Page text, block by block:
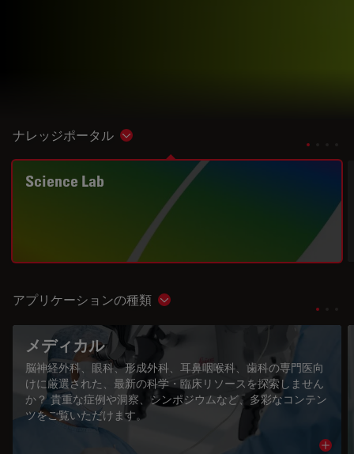
ナレッジポータル Show subnavigation
Science Lab
アプリケーションの種類 Show subnavigation
メディカル
脳神経外科、眼科、形成外科、耳鼻咽喉科、歯科の専門医向
けに厳選された、最新の科学・臨床リソースを探索しません
か？ 貴重な症例や洞察、シンポジウムなど、多彩なコンテン
ツをご覧いただけます。